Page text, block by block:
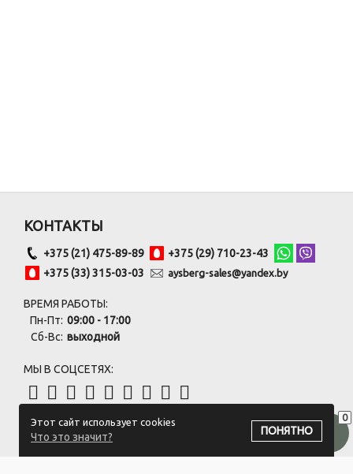
0
Этот сайт использует cookies
Что это значит?
ПОНЯТНО
КОНТАКТЫ
+375 (21) 475-89-89
+375 (29) 710-23-43
+375 (33) 315-03-03
aysberg-sales@yandex.by
ВРЕМЯ РАБОТЫ:
Пн-Пт: 09:00 - 17:00
Сб-Вс: выходной
МЫ В СОЦСЕТЯХ:
ПОДПИСАТЬСЯ НА РАССЫЛКУ